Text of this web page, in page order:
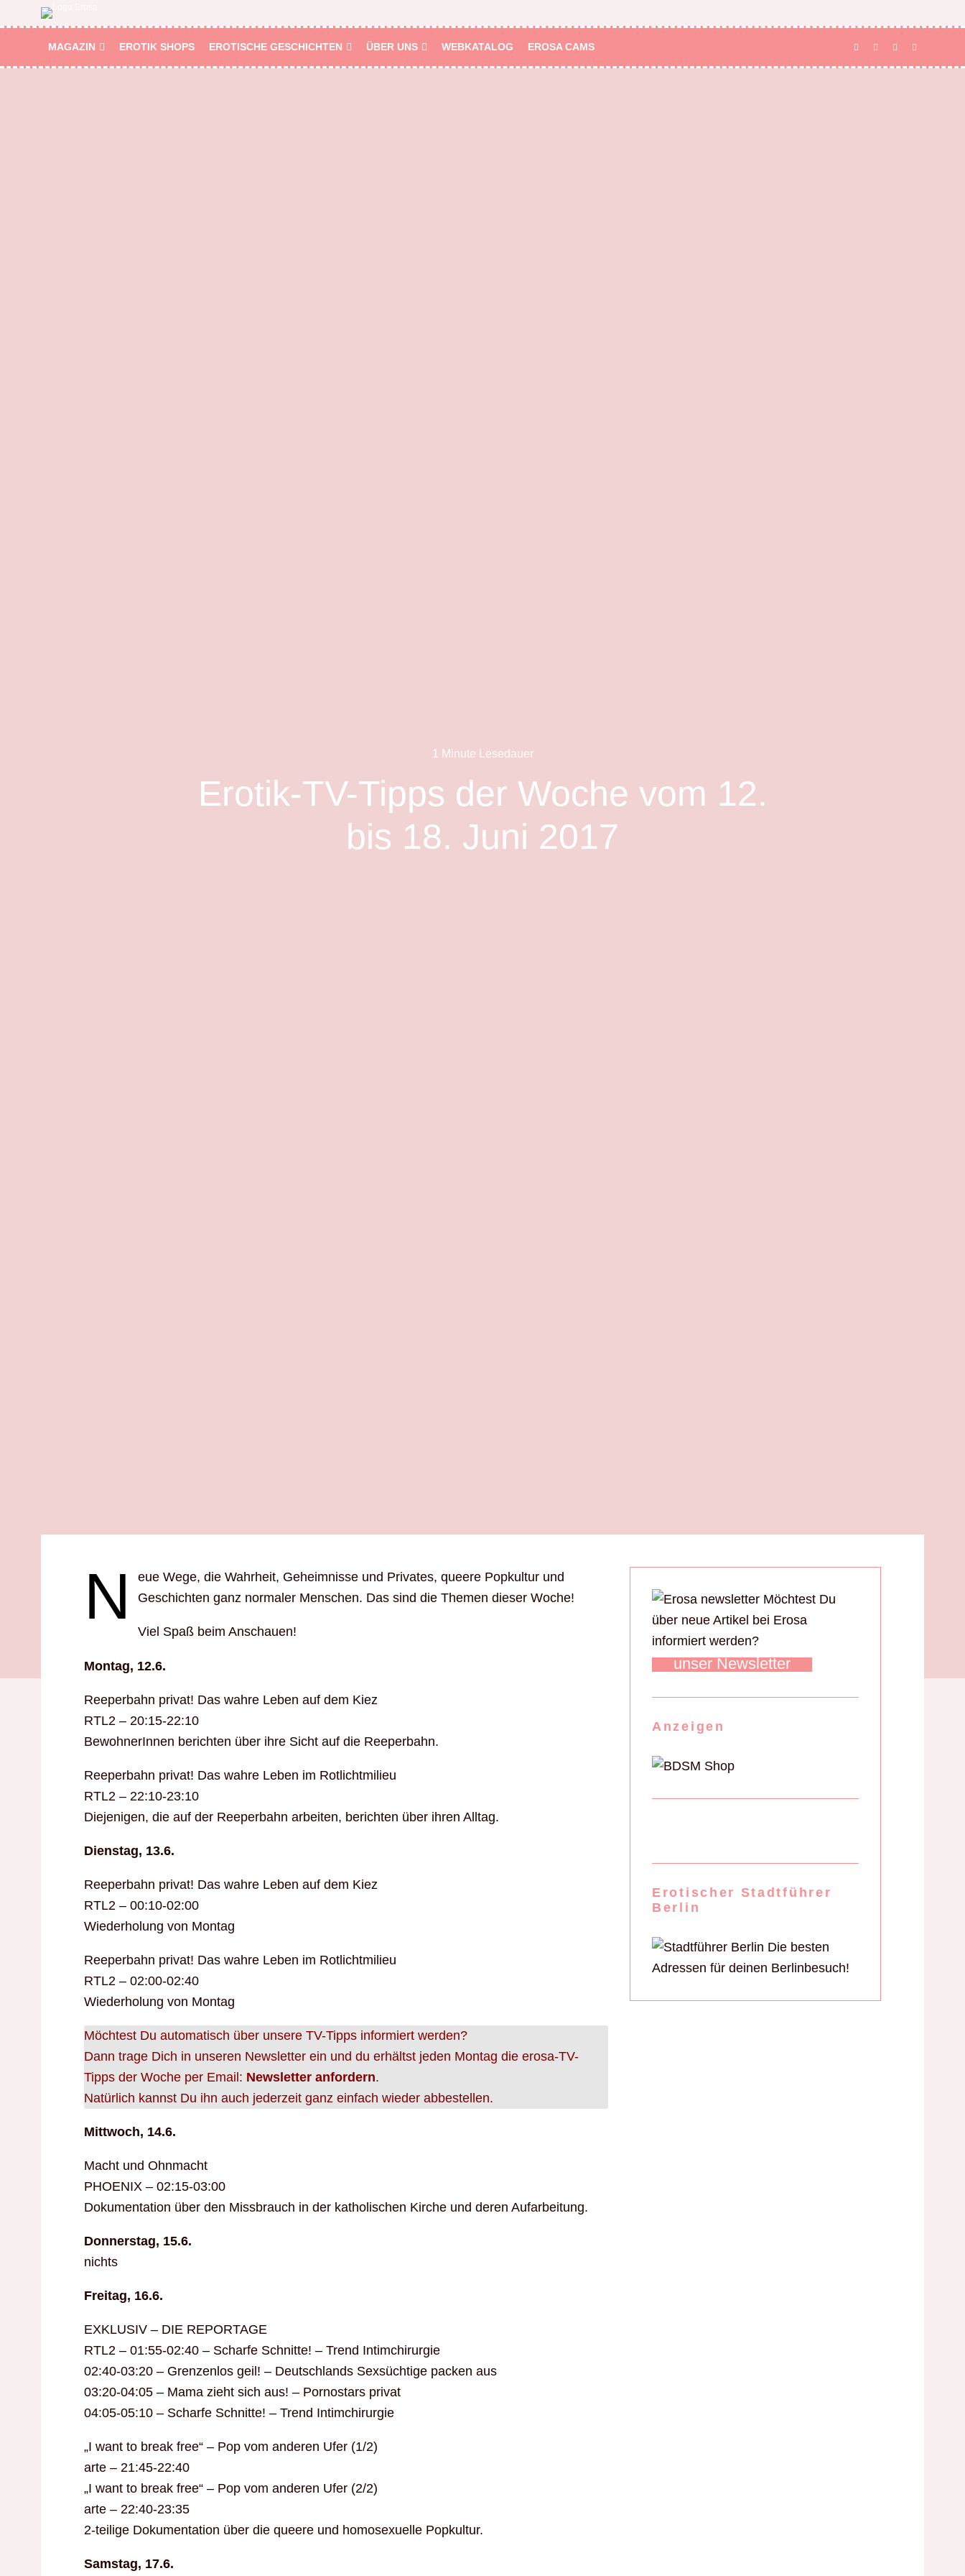
MAGAZIN EROTIK SHOPS EROTISCHE GESCHICHTEN ÜBER UNS WEBKATALOG EROSA CAMS
1 Minute Lesedauer
Erotik-TV-Tipps der Woche vom 12.
bis 18. Juni 2017
N
eue Wege, die Wahrheit, Geheimnisse und Privates, queere Popkultur und
Geschichten ganz normaler Menschen. Das sind die Themen dieser Woche!
Viel Spaß beim Anschauen!
Montag, 12.6.
Reeperbahn privat! Das wahre Leben auf dem Kiez
RTL2 – 20:15-22:10
BewohnerInnen berichten über ihre Sicht auf die Reeperbahn.
Reeperbahn privat! Das wahre Leben im Rotlichtmilieu
RTL2 – 22:10-23:10
Diejenigen, die auf der Reeperbahn arbeiten, berichten über ihren Alltag.
Dienstag, 13.6.
Reeperbahn privat! Das wahre Leben auf dem Kiez
RTL2 – 00:10-02:00
Wiederholung von Montag
Reeperbahn privat! Das wahre Leben im Rotlichtmilieu
RTL2 – 02:00-02:40
Wiederholung von Montag
Möchtest Du automatisch über unsere TV-Tipps informiert werden?
Dann trage Dich in unseren Newsletter ein und du erhältst jeden Montag die erosa-TV-
Tipps der Woche per Email: Newsletter anfordern.
Natürlich kannst Du ihn auch jederzeit ganz einfach wieder abbestellen.
Mittwoch, 14.6.
Macht und Ohnmacht
PHOENIX – 02:15-03:00
Dokumentation über den Missbrauch in der katholischen Kirche und deren Aufarbeitung.
Donnerstag, 15.6.
nichts
Freitag, 16.6.
EXKLUSIV – DIE REPORTAGE
RTL2 – 01:55-02:40 – Scharfe Schnitte! – Trend Intimchirurgie
02:40-03:20 – Grenzenlos geil! – Deutschlands Sexsüchtige packen aus
03:20-04:05 – Mama zieht sich aus! – Pornostars privat
04:05-05:10 – Scharfe Schnitte! – Trend Intimchirurgie
„I want to break free“ – Pop vom anderen Ufer (1/2)
arte – 21:45-22:40
„I want to break free“ – Pop vom anderen Ufer (2/2)
arte – 22:40-23:35
2-teilige Dokumentation über die queere und homosexuelle Popkultur.
Samstag, 17.6.
Möchtest Du
über neue Artikel bei Erosa
informiert werden?
unser Newsletter
Anzeigen
Erotischer Stadtführer
Berlin
Die besten
Adressen für deinen Berlinbesuch!